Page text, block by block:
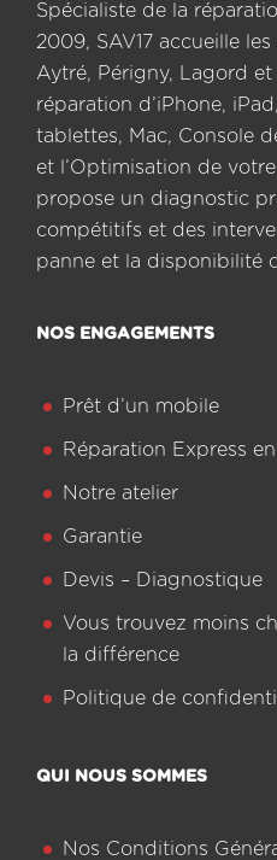
Spécialiste de la
2009, SAV17 accueille
Aytré, Périgny, Lagord
réparation d’iPhone,
tablettes, Mac, Console
et l’Optimisation de
propose un diagnostic
compétitifs et des
panne et la disponibilité
NOS ENGAGEMENTS
Prêt d’un mobile
Réparation Express
Notre atelier
Garantie
Devis – Diagnostique
Vous trouvez moins
la différence
Politique de
QUI NOUS SOMMES
Nos Conditions